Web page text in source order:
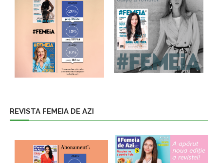
REVISTA FEMEIA DE AZI